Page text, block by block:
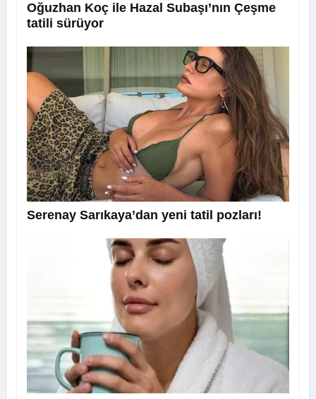
Oğuzhan Koç ile Hazal Subaşı’nın Çeşme
tatili sürüyor
Serenay Sarıkaya’dan yeni tatil pozları!